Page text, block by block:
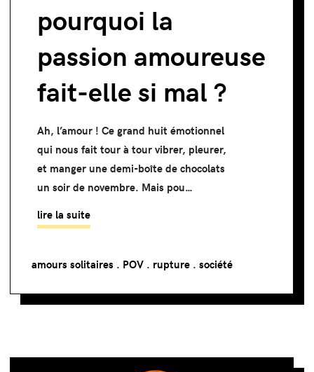
pourquoi la
passion amoureuse
fait-elle si mal ?
Ah, l’amour ! Ce grand huit émotionnel
qui nous fait tour à tour vibrer, pleurer,
et manger une demi-boîte de chocolats
un soir de novembre. Mais pou…
lire la suite
amours solitaires . POV . rupture . société